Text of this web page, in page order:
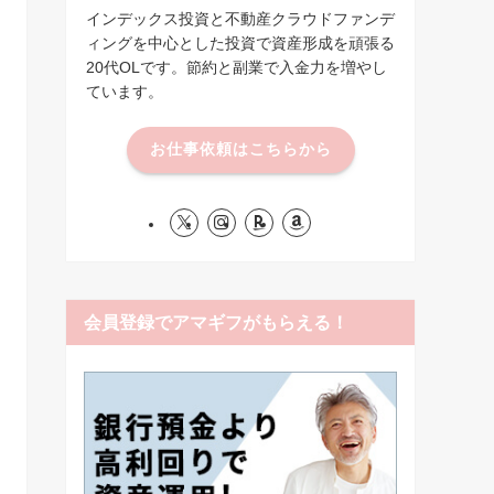
インデックス投資と不動産クラウドファンデ
ィングを中心とした投資で資産形成を頑張る
20代OLです。節約と副業で入金力を増やし
ています。
お仕事依頼はこちらから
会員登録でアマギフがもらえる！